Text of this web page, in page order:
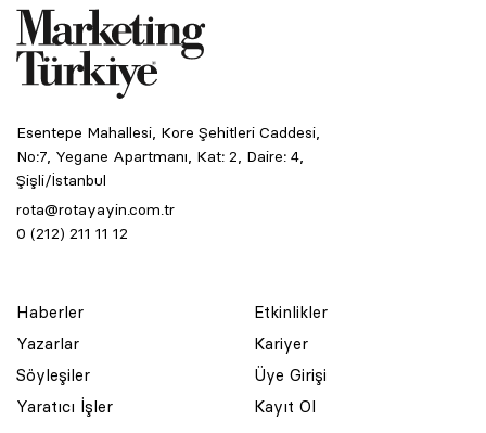
Esentepe Mahallesi, Kore Şehitleri Caddesi,
No:7, Yegane Apartmanı, Kat: 2, Daire: 4,
Şişli/İstanbul
rota@rotayayin.com.tr
0 (212) 211 11 12
Haberler
Yazarlar
Söyleşiler
Yaratıcı İşler
Etkinlikler
Kariyer
Üye Girişi
Kayıt Ol